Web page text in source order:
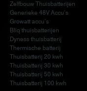
Zelfbouw Thuisbatterijen
Generieke 48V Accu’s
Growatt accu’s
Bliq thuisbatterijen
Dyness thuisbatterij
Thermische batterij
Thuisbatterij 20 kwh
Thuisbatterij 30 kwh
Thuisbatterij 50 kwh
Thuisbatterij 100 kwh